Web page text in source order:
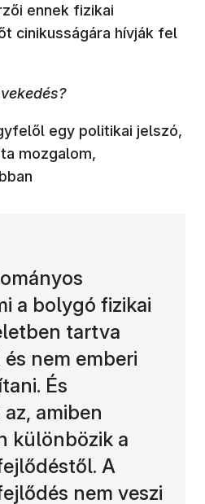
ennek fizikai
cinikusságára hívják fel
egy politikai jelszó,
mozgalom,
a bolygó fizikai
tartva
nem emberi
És
amiben
különbözik a
A
nem veszi